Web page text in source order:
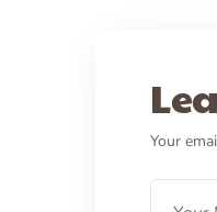
Mau
Cek
Your